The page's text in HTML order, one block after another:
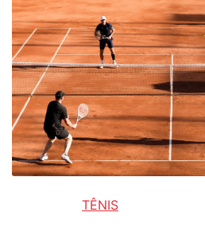
TÊNIS